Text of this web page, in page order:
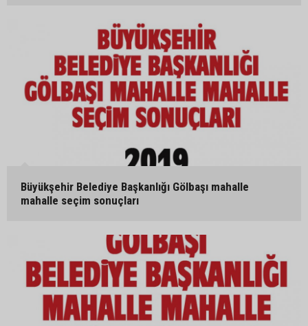
Büyükşehir Belediye Başkanlığı Gölbaşı mahalle
mahalle seçim sonuçları